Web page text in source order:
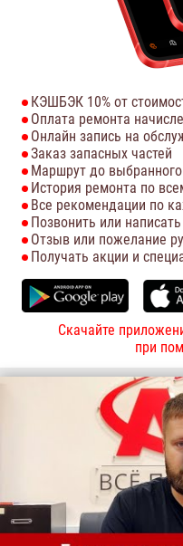
КЭШБЭК 10% от
Оплата ремонта
Онлайн запись на
Заказ запасных частей
Маршрут до выбранного
История ремонта по
Все рекомендации по
Позвонить или
Отзыв или пожелание
Получать акции и
Скачайте
при